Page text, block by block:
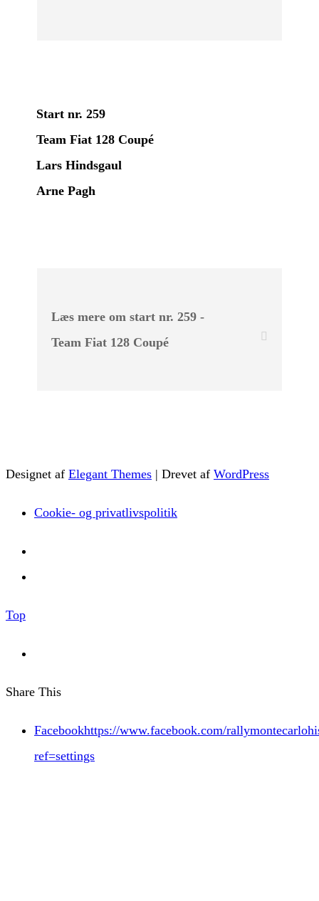
Start nr. 259
Team Fiat 128 Coupé
Lars Hindsgaul
Arne Pagh
Læs mere om start nr. 259 -
Team Fiat 128 Coupé
Designet af Elegant Themes | Drevet af WordPress
Cookie- og privatlivspolitik
Top
Share This
Facebookhttps://www.facebook.com/
ref=settings